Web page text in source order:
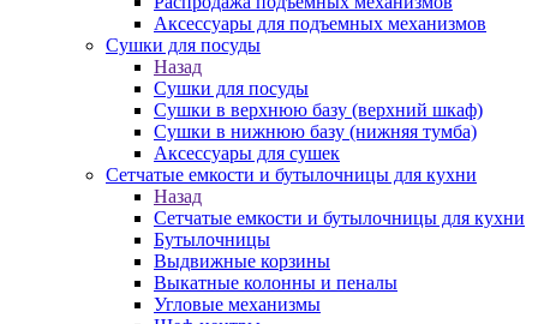
Аксессуары для подъемных механизмов
Сушки для посуды
Назад
Сушки для посуды
Сушки в верхнюю базу (верхний шкаф)
Сушки в нижнюю базу (нижняя тумба)
Аксессуары для сушек
Сетчатые емкости и бутылочницы для кухни
Назад
Сетчатые емкости и бутылочницы для кухни
Бутылочницы
Выдвижные корзины
Выкатные колонны и пеналы
Угловые механизмы